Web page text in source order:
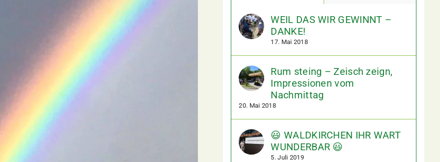
WEIL DAS WIR GEWINNT –
DANKE!
17. Mai 2018
Rum steing – Zeisch zeign,
Impressionen vom
Nachmittag
20. Mai 2018
😃 WALDKIRCHEN IHR WART
WUNDERBAR 😃
5. Juli 2019